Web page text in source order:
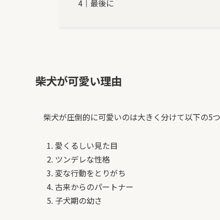
最後に
柴犬が可愛い理由
柴犬が圧倒的に可愛いのは大きく分けて以下の5つ
愛くるしい見た目
ツンデレな性格
変な行動をとりがち
古来からのパートナー
子犬期の幼さ